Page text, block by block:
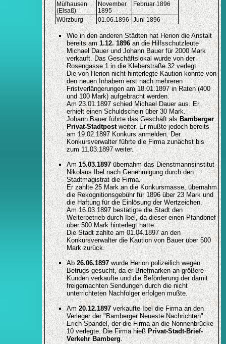
Mülhausen
(Elsaß)
November
1895
Februar 1896
Würzburg 01.06.1896 Juni 1896
Wie in den anderen Städten hat Herion die Anstalt
bereits am1.12. 1896an die Hilfsschutzleute
Michael Dauer und Johann Bauer für 2000 Mark
verkauft. Das Geschäftslokal wurde von der
Rosengasse 1 in die Kleberstraße 32 verlegt.
Die von Herion nicht hinterlegte Kaution konnte von
den neuen Inhabern erst nach mehreren
Fristverlängerungen am 18.01.1897 in Raten (400
und 100 Mark) aufgebracht werden.
Am 23.01.1897 schied Michael Dauer aus. Er
erhielt einen Schuldschein über 30 Mark.
Johann Bauer führte das Geschäft alsBamberger
Privat-Stadtpostweiter. Er mußte jedoch bereits
am 19.02.1897 Konkurs anmelden. Der
Konkursverwalter führte die Firma zunächst bis
zum 11.03.1897 weiter.
Am15.03.1897übernahm das Dienstmannsinstitut
Nikolaus Ibel nach Genehmigung durch den
Stadtmagistrat die Firma.
Er zahlte 25 Mark an die Konkursmasse, übernahm
die Rekognitionsgebühr für 1896 über 23 Mark und
die Haftung für die Einlösung der Wertzeichen.
Am 16.03.1897 bestätigte die Stadt den
Weiterbetrieb durch Ibel, da dieser einen Pfandbrief
über 500 Mark hinterlegt hatte.
Die Stadt zahlte am 01.04.1897 an den
Konkursverwalter die Kaution von Bauer über 500
Mark zurück.
Ab26.06.1897wurde Herion polizeilich wegen
Betrugs gesucht, da er Briefmarken an größere
Kunden verkaufte und die Beförderung der damit
freigemachten Sendungen durch die nicht
unterrichteten Nachfolger erfolgen mußte.
Am20.12.1897verkaufte Ibel die Firma an den
Verleger der "Bamberger Neueste Nachrichten"
Erich Spandel, der die Firma an die Nonnenbrücke
10 verlegte. Die Firma hieß Privat-Stadt-Brief-
Verkehr Bamberg.